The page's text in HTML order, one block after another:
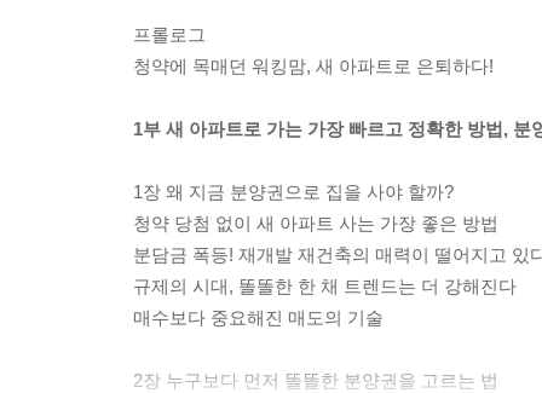
프롤로그
청약에 목매던 워킹맘, 새 아파트로 은퇴하다!
1부 새 아파트로 가는 가장 빠르고 정확한 방법, 분
1장 왜 지금 분양권으로 집을 사야 할까?
청약 당첨 없이 새 아파트 사는 가장 좋은 방법
분담금 폭등! 재개발 재건축의 매력이 떨어지고 있
규제의 시대, 똘똘한 한 채 트렌드는 더 강해진다
매수보다 중요해진 매도의 기술
2장 누구보다 먼저 똘똘한 분양권을 고르는 법